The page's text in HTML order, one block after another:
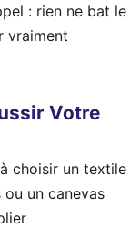
: rien ne bat le
vraiment
Votre
choisir un textile
un canevas